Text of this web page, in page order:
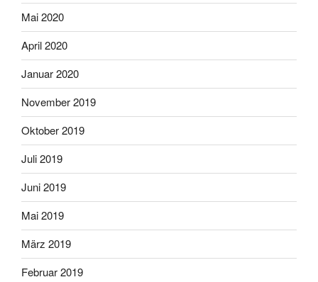
Mai 2020
April 2020
Januar 2020
November 2019
Oktober 2019
Juli 2019
Juni 2019
Mai 2019
März 2019
Februar 2019